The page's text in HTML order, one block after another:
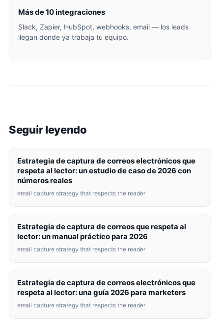
Más de 10 integraciones
Slack, Zapier, HubSpot, webhooks, email — los leads
llegan donde ya trabaja tu equipo.
Seguir leyendo
Estrategia de captura de correos electrónicos que
respeta al lector: un estudio de caso de 2026 con
números reales
email capture strategy that respects the reader
Estrategia de captura de correos que respeta al
lector: un manual práctico para 2026
email capture strategy that respects the reader
Estrategia de captura de correos electrónicos que
respeta al lector: una guía 2026 para marketers
email capture strategy that respects the reader